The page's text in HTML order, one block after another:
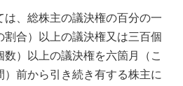
、総株主の議決権の百分の一
割合）以上の議決権又は三百個
）以上の議決権を六箇月（こ
前から引き続き有する株主に